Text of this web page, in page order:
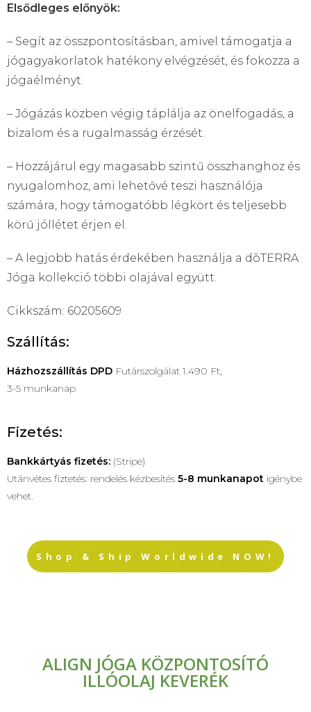
Elsődleges előnyök:
– Segít az összpontosításban, amivel támogatja a
jógagyakorlatok hatékony elvégzését, és fokozza a
jógaélményt.
– Jógázás közben végig táplálja az önelfogadás, a
bizalom és a rugalmasság érzését.
– Hozzájárul egy magasabb szintű összhanghoz és
nyugalomhoz, ami lehetővé teszi használója
számára, hogy támogatóbb légkört és teljesebb
körű jóllétet érjen el.
– A legjobb hatás érdekében használja a dōTERRA
Jóga kollekció többi olajával együtt.
Cikkszám: 60205609
Szállítás:
Házhozszállítás DPD Futárszolgálat 1.490 Ft,
3-5 munkanap
Fizetés:
Bankkártyás fizetés: (Stripe)
Utánvétes fiztetés: rendelés kézbesítés 5-8 munkanapot igénybe
vehet.
Shop & Ship Worldwide NOW!
ALIGN JÓGA KÖZPONTOSÍTÓ
ILLÓOLAJ KEVERÉK